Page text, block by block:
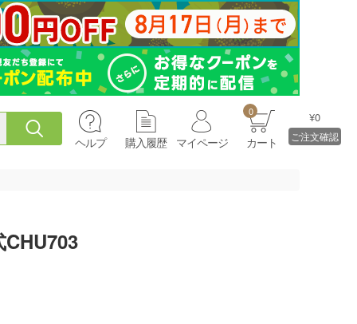
ヘルプ 購入履歴 マイページ
0
カート
¥0
ご注文確認